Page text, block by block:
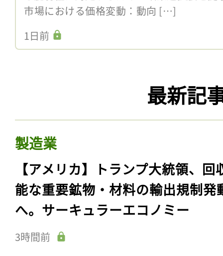
市場における価格変動：動向 […]
1日前
最新記
製造業
【アメリカ】トランプ大統領、回
能な重要鉱物・材料の輸出規制発
へ。サーキュラーエコノミー
3時間前